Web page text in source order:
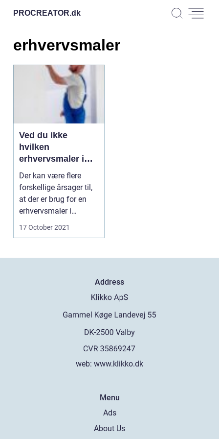
PROCREATOR.dk
erhvervsmaler
Ved du ikke
hvilken
erhvervsmaler i
Silkeborg du skal
bruge? Så læs
med
Der kan være flere
forskellige årsager til,
at der er brug for en
erhvervsmaler i
Silkeb...
17 October 2021
Address
web: www.klikko.dk
Menu
Ads
About Us